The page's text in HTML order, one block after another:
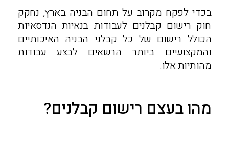
בכדי לפקח מקרוב על תחום הבניה בארץ, נחקק
חוק רישום קבלנים לעבודות בנאיות הנדסאיות
הכולל רישום של כל קבלני הבניה האיכותיים
והמקצועיים ביותר הרשאים לבצע עבודות
מהותיות אלו.
מהו בעצם רישום קבלנים?